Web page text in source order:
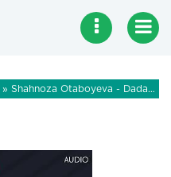
» Shahnoza Otaboyeva - Dadajonim oyijonim